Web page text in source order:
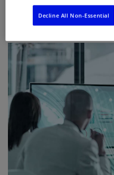
裏打ちされた的確なソリュ
にしています。Decline All Non-Essential